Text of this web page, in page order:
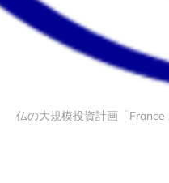
仏の大規模投資計画「